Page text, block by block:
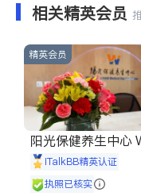
相关精英会员
精英会员
阳光保健养生中心
shine
iTalkBB精英认证
执照已核实